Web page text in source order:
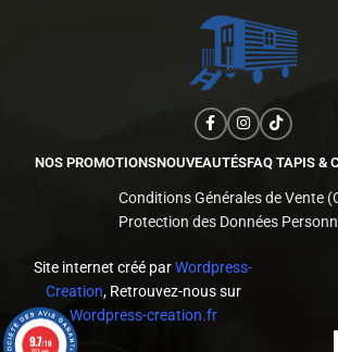
NOS PROMOTIONSNOUVEAUTÉSFAQ TAPIS &
Conditions Générales de Vente
Protection des Données
Site internet créé parWordpress-
Creation, Retrouvez-nous sur
Wordpress-creation.fr
9.7/10